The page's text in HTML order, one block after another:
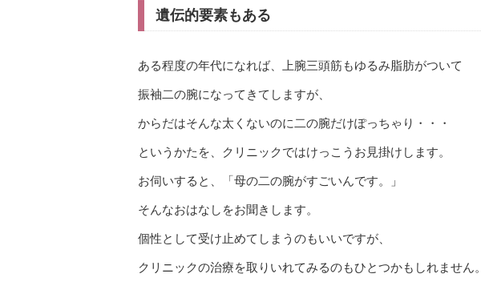
遺伝的要素もある
ある程度の年代になれば、上腕三頭筋もゆるみ脂肪がついて
振袖二の腕になってきてしますが、
からだはそんな太くないのに二の腕だけぽっちゃり・・・
というかたを、クリニックではけっこうお見掛けします。
お伺いすると、「母の二の腕がすごいんです。」
そんなおはなしをお聞きします。
個性として受け止めてしまうのもいいですが、
クリニックの治療を取りいれてみるのもひとつかもしれません。